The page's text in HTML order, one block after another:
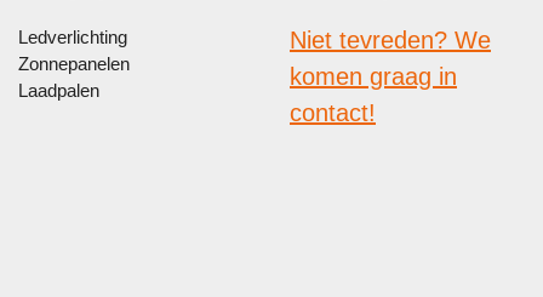
Ledverlichting
Zonnepanelen
Laadpalen
Niet tevreden? We
komen graag in
contact!